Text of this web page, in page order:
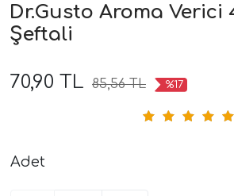
Dr.Gusto Aroma Verici
Şeftali
70,90 TL 85,56 TL %17
Adet